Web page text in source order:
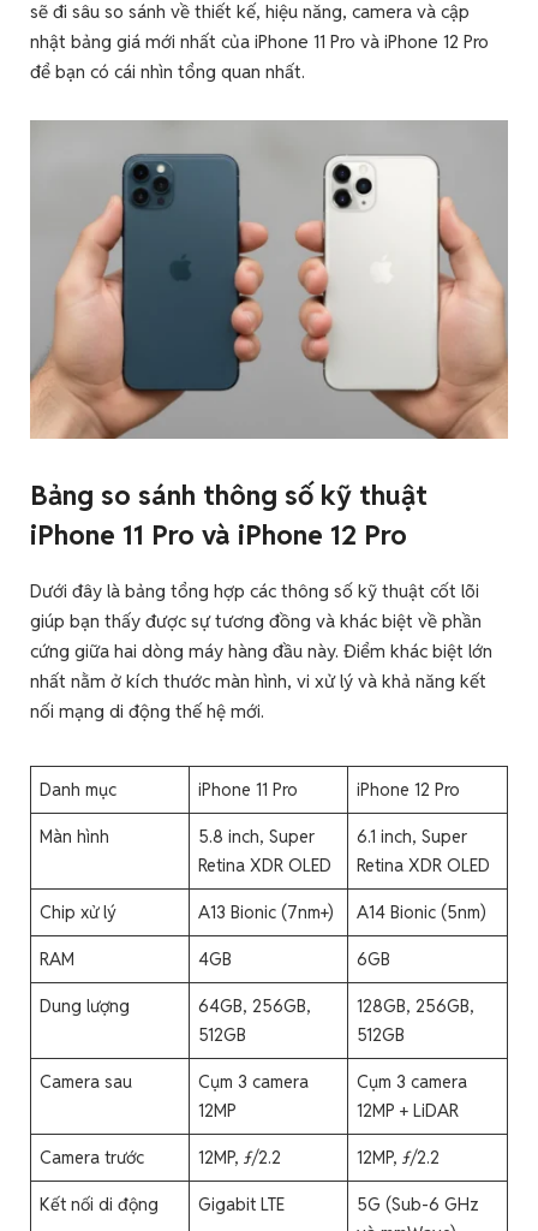
sẽ đi sâu so sánh về thiết kế, hiệu năng, camera và cập
nhật bảng giá mới nhất của iPhone 11 Pro và iPhone 12 Pro
để bạn có cái nhìn tổng quan nhất.
Bảng so sánh thông số kỹ thuật
iPhone 11 Pro và iPhone 12 Pro
Dưới đây là bảng tổng hợp các thông số kỹ thuật cốt lõi
giúp bạn thấy được sự tương đồng và khác biệt về phần
cứng giữa hai dòng máy hàng đầu này. Điểm khác biệt lớn
nhất nằm ở kích thước màn hình, vi xử lý và khả năng kết
nối mạng di động thế hệ mới.
Danh mục iPhone 11 Pro iPhone 12 Pro
Màn hình
5.8 inch, Super
Retina XDR OLED
6.1 inch, Super
Retina XDR OLED
Chip xử lý A13 Bionic (7nm+) A14 Bionic (5nm)
RAM 4GB 6GB
Dung lượng
64GB, 256GB,
512GB
128GB, 256GB,
512GB
Camera sau
Cụm 3 camera
12MP
Cụm 3 camera
12MP + LiDAR
Camera trước 12MP, ƒ/2.2 12MP, ƒ/2.2
Kết nối di động Gigabit LTE
5G (Sub-6 GHz